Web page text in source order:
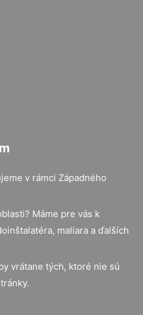
v rámci Západného
Máme pre vás k
maliara a ďalších
vrátane tých, ktoré nie sú